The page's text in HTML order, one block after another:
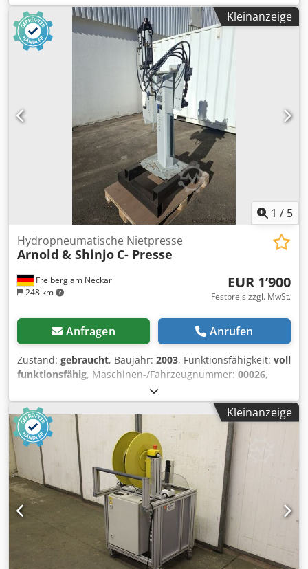
sehr gutem, neuwertigen Zustand, wie auf den Bildern zu
sehen. Technische Daten: • Hersteller: Arnold Schröder
Industrieöfen • Modell: ASM-20 • Für Temperaturen bis
1300°C • Innen-Maße: ca. 250 x 350 x 200 mm (BxTxH) •
Nutzraum / Volumen: ca. 18 Liter • Leistung: ca. 6 kW • Mit
Steuerung Bentrup TC5050 • Baujahr: ca. 2015 • Zustand:
Neuwertig, funktionsfähig Der Ofen kann jederzeit
besichtigt und getestet werden! Versandkosten per
Spedition: ca. 150€ Crodpfx Aszpzmnemaof International
Buyers are Welcome! Sie erhalten eine Rechnung mit
ausgewiesener Mehrwertsteuer. Besichtigung / Abholung
ist nach Absprache in 42855 Remscheid möglich. Verkauf
ab Standort 42855 Remscheid, frei verladen. Irrtum in
technischen Daten und Zwischenverkauf vorbehalten.
Kleinanzeige
1 / 5
Freiberg am Neckar
248 km
Hydropneumatische Nietpresse
Arnold & Shinjo C- Presse
EUR 1’900
Festpreis zzgl. MwSt.
Anfragen Anrufen
Zustand: gebraucht, Baujahr: 2003, Funktionsfähigkeit: voll
funktionsfähig, Maschinen-/Fahrzeugnummer: 00026,
, Spezifikationen: 8 Bar 24 V 80 kN 3
K 150 E Die Arnold & Shinjo / Multipower Farger & Joosten
C-Presse ist eine leistungsstarke und vielseitige
hydropneumatische Nietpresse, die sich ideal für die
effiziente und präzise Verbindung von Bauteilen eignet.
Dank ihres robusten Designs und der zuverlässigen
Hydrauliktechnologie ermöglicht sie eine hohe
Kraftübertragung bei verschiedenen Nietarbeiten, was sie
zu einer wertvollen Lösung in der Fertigung und Montage
macht. Die Presse zeichnet sich durch ihre einfache
Bedienbarkeit und ihre Flexibilität aus, sodass sie in
unterschiedlichen Produktionsprozessen eingesetzt
werden kann. Cedpfxowrp Iue Amasrf
Kleinanzeige